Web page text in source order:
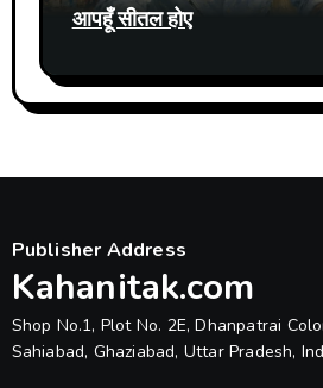
आपहूँ सीतल होए
Publisher Address
Kahanitak.com
Shop No.1, Plot No. 2E, Dhanpatrai
Sahiabad, Ghaziabad, Uttar Pradesh,